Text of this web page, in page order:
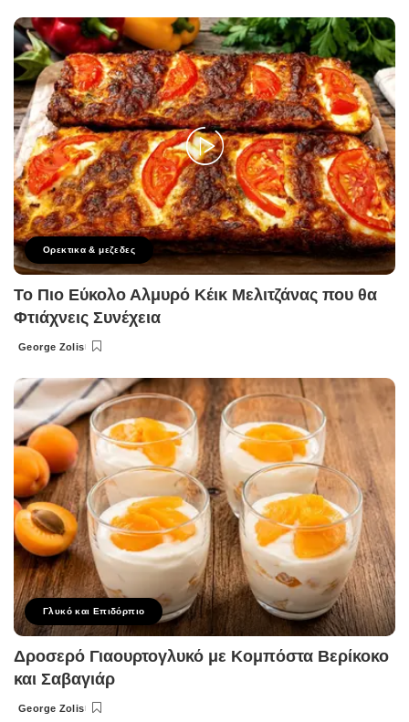
Ορεκτικα & μεζεδες
Το Πιο Εύκολο Αλμυρό Κέικ Μελιτζάνας που θα
Φτιάχνεις Συνέχεια
Posted
George Zolis
Γλυκό και Επιδόρπιο
Δροσερό Γιαουρτογλυκό με Κομπόστα Βερίκοκο
και Σαβαγιάρ
Posted
George Zolis